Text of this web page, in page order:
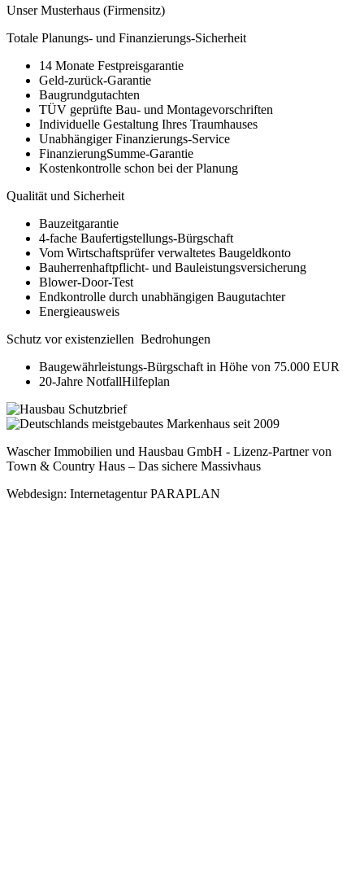
Unser Musterhaus (Firmensitz)
Totale Planungs- und Finanzierungs-Sicherheit
14 Monate Festpreisgarantie
Geld-zurück-Garantie
Baugrundgutachten
TÜV geprüfte Bau- und Montagevorschriften
Individuelle Gestaltung Ihres Traumhauses
Unabhängiger Finanzierungs-Service
FinanzierungSumme-Garantie
Kostenkontrolle schon bei der Planung
Qualität und Sicherheit
Bauzeitgarantie
4-fache Baufertigstellungs-Bürgschaft
Vom Wirtschaftsprüfer verwaltetes Baugeldkonto
Bauherrenhaftpflicht- und Bauleistungsversicherung
Blower-Door-Test
Endkontrolle durch unabhängigen Baugutachter
Energieausweis
Schutz vor existenziellen Bedrohungen
Baugewährleistungs-Bürgschaft in Höhe von 75.000 EUR
20-Jahre NotfallHilfeplan
Wascher Immobilien und Hausbau GmbH - Lizenz-Partner von
Town & Country Haus – Das sichere Massivhaus
Webdesign: Internetagentur PARAPLAN